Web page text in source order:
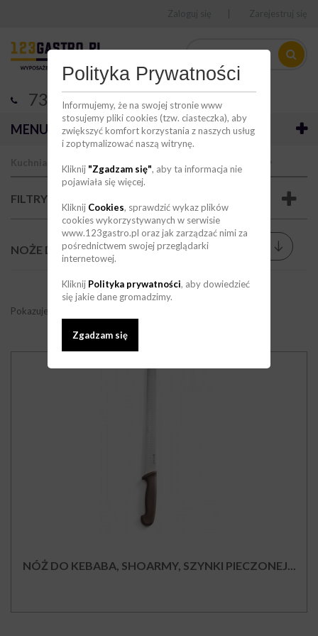
Polityka Prywatności
Informujemy, że na swojej stronie www
stosujemy pliki cookies (tzw. ciasteczka), aby
zwiększyć komfort korzystania z naszych usług
i zoptymalizować naszą witrynę.
Kliknij "Zgadzam się", aby ta informacja nie
pojawiała się więcej.
Kliknij Cookies, sprawdzić wykaz plików
cookies wykorzystywanych w serwisie
www.123gastro.pl oraz jak zarządzać nimi za
pośrednictwem swojej przeglądarki
internetowej.
Kliknij Polityka prywatności, aby dowiedzieć
się jakie dane gromadzimy.
Zgadzam się
736 123 123
MENU
FILTRY
NOŻE DO WĘDLIN(1) Sortuj wg
Pokazuje 1 - 1 z 1 pozycji
NÓŻ DO KEBABA, SHOARMY, SZYNKI PIECZONEJ...